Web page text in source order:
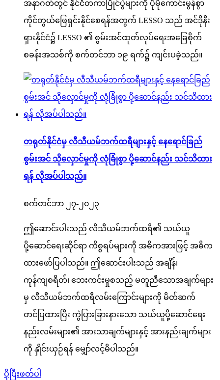
အနာဂတ်တွင် နိုင်ငံတကာပြိုင်ပွဲများကို ပိုမိုကောင်းမွန်စွာ
ကိုင်တွယ်ဖြေရှင်းနိုင်စေရန်အတွက် LESSO သည် အင်ဒိုနီး
ရှားနိုင်ငံ၌ LESSO ၏ စွမ်းအင်ထုတ်လုပ်ရေးအခြေစိုက်
စခန်းအသစ်ကို စက်တင်ဘာ ၁၉ ရက်၌ ကျင်းပခဲ့သည်။
တရုတ်နိုင်ငံမှ လီသီယမ်ဘက်ထရီများနှင့် နေရောင်ခြည်
စွမ်းအင် သိုလှောင်မှုကို လုံခြုံစွာ ပို့ဆောင်နည်း သင်သိထား
ရန် လိုအပ်ပါသည်။
စက်တင်ဘာ ၂၇-၂၀၂၃
ဤဆောင်းပါးသည် လီသီယမ်ဘက်ထရီ၏ သယ်ယူ
ပို့ဆောင်ရေးဆိုင်ရာ ကိစ္စရပ်များကို အဓိကအားဖြင့် အဓိက
ထားဖော်ပြပါသည်။ ဤဆောင်းပါးသည် အချိန်၊
ကုန်ကျစရိတ်၊ ဘေးကင်းမှုစသည့် မတူညီသောအချက်များ
မှ လီသီယမ်ဘက်ထရီလမ်းကြောင်းများကို မိတ်ဆက်
တင်ပြထားပြီး ကွဲပြားခြားနားသော သယ်ယူပို့ဆောင်ရေး
နည်းလမ်းများ၏ အားသာချက်များနှင့် အားနည်းချက်များ
ကို နှိုင်းယှဉ်ရန် မျှော်လင့်မိပါသည်။
ပိုပြီးဖတ်ပါ